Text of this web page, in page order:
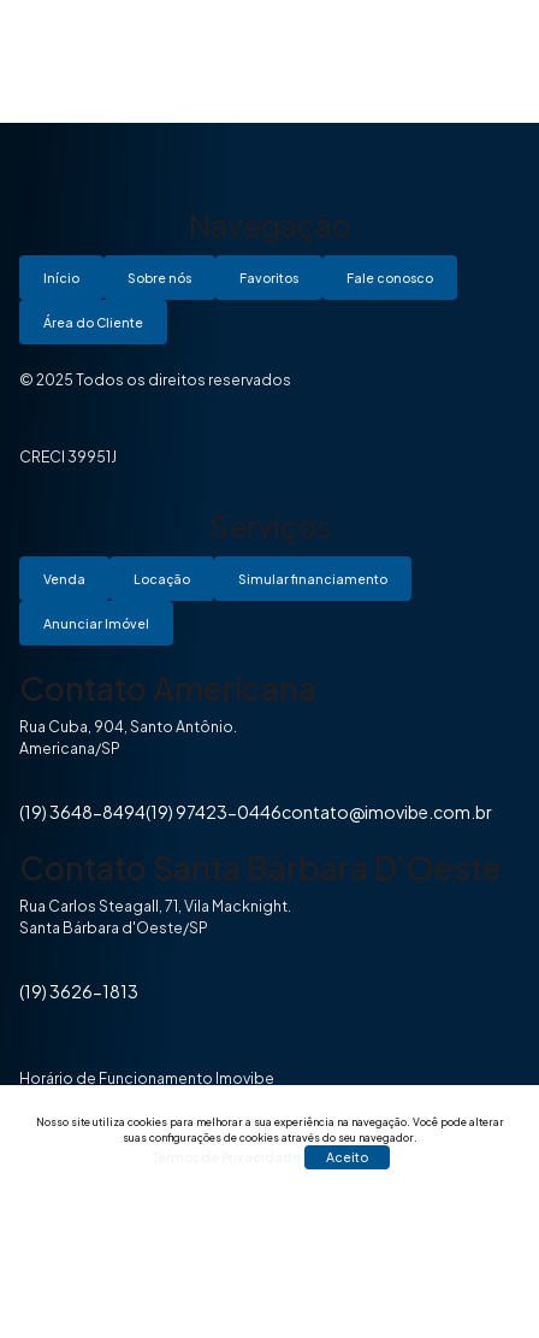
Nosso site utiliza cookies para melhorar a sua experiência na navegação. Você pode alterar
suas configurações de cookies através do seu navegador.
Aceito
Navegação
Início Sobre nós Favoritos Fale conosco
Área do Cliente
© 2025 Todos os direitos reservados
CRECI 39951J
Serviços
Venda Locação Simular financiamento
Anunciar Imóvel
Contato Americana
Rua Cuba, 904, Santo Antônio.
Americana/SP
(19) 3648-8494(19) 97423-0446contato@imovibe.com.br
Contato Santa Bárbara D'Oeste
Rua Carlos Steagall, 71, Vila Macknight.
Santa Bárbara d'Oeste/SP
(19) 3626-1813
Horário de Funcionamento Imovibe
Seg a Sexta das 8hrs às 17h30min